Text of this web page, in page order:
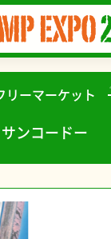
リーマーケット
サンコードー